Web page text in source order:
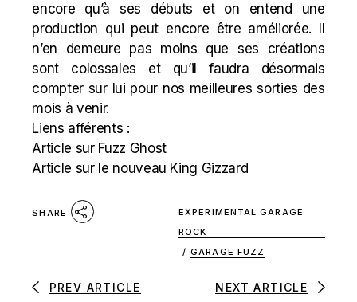
encore qu’à ses débuts et on entend une
production qui peut encore être améliorée. Il
n’en demeure pas moins que ses créations
sont colossales et qu’il faudra désormais
compter sur lui pour nos meilleures sorties des
mois à venir.
Liens afférents :
Article sur Fuzz Ghost
Article sur le nouveau King Gizzard
SHARE
EXPERIMENTAL GARAGE
ROCK
/ GARAGE FUZZ
PREV ARTICLE NEXT ARTICLE